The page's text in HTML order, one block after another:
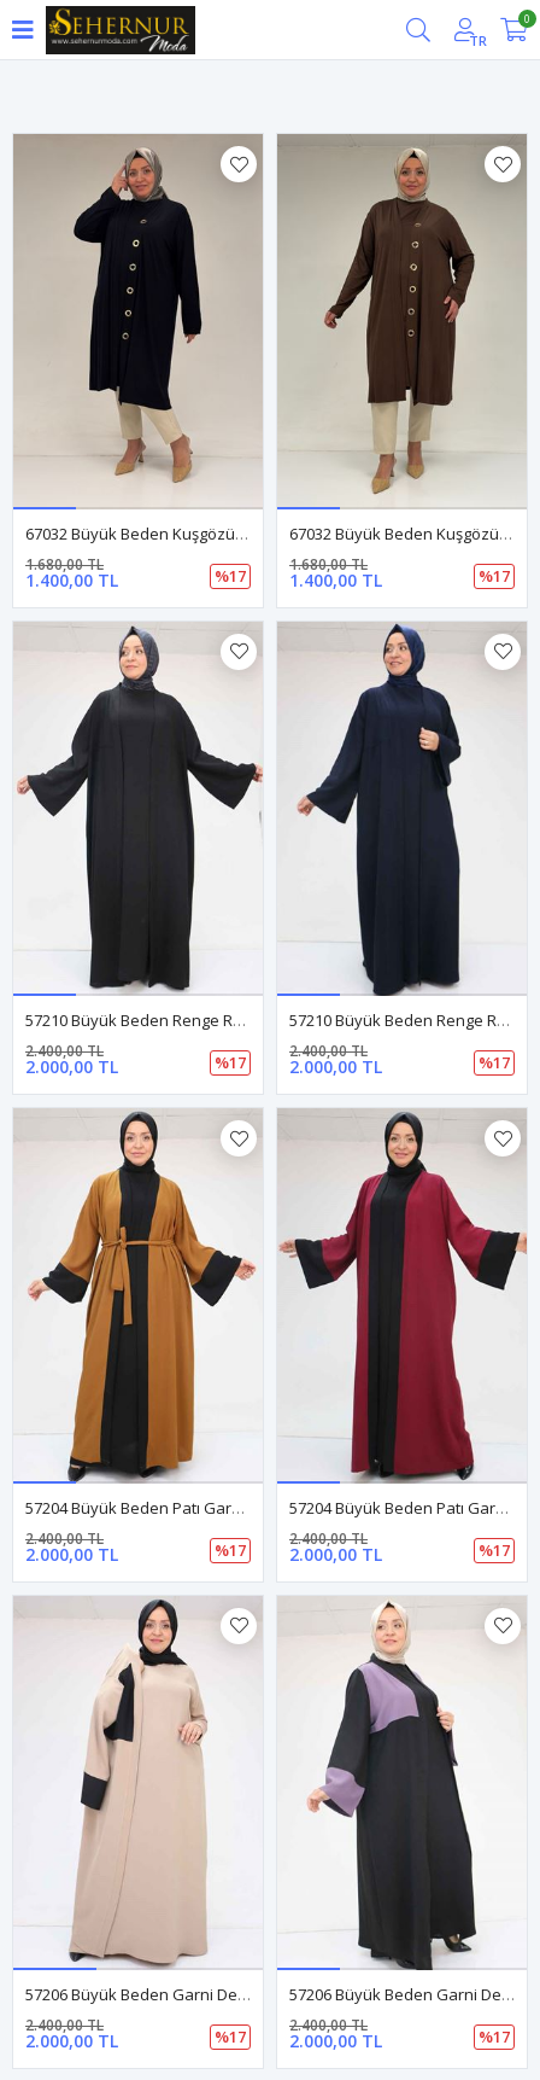
TR
0
Filtrele
67032 Büyük Beden Kuşgözü Detaylı Penye İkili Takım - Lacivert
1.400,00 TL
1.680,00 TL
%17
67032 Büyük Beden Kuşgözü Detaylı Penye İkili Takım - Kahve
1.400,00 TL
1.680,00 TL
%17
57210 Büyük Beden Renge Renk Garni Detaylı Abaya Takım - Siyah
2.000,00 TL
2.400,00 TL
%17
57210 Büyük Beden Renge Renk Garni Detaylı Abaya Takım - Lacivert
2.000,00 TL
2.400,00 TL
%17
57204 Büyük Beden Patı Garnili Etamin Elbiseli Abaya - Taba-Siyah
2.000,00 TL
2.400,00 TL
%17
57204 Büyük Beden Patı Garnili Etamin Elbiseli Abaya - Bordo-Siyah
2.000,00 TL
2.400,00 TL
%17
57206 Büyük Beden Garni Detaylı Etamin Elbiseli Abaya - Siyah-Vizon
2.000,00 TL
2.400,00 TL
%17
57206 Büyük Beden Garni Detaylı Etamin Elbiseli Abaya - Siyah-Lila
2.000,00 TL
2.400,00 TL
%17